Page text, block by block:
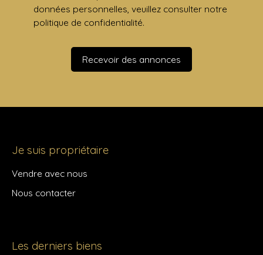
données personnelles, veuillez consulter notre
politique de confidentialité.
Recevoir des annonces
Je suis propriétaire
Vendre avec nous
Nous contacter
Les derniers biens